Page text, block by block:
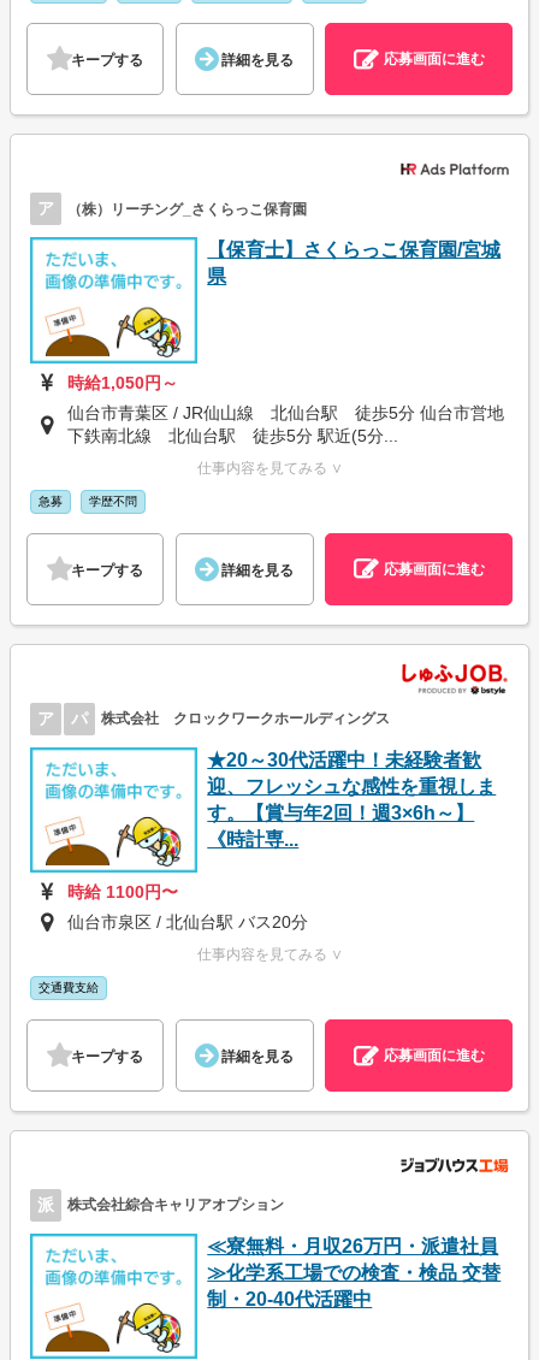
キープする 詳細を見る 応募画面に進む
ア （株）リーチング_さくらっこ保育園
【保育士】さくらっこ保育園/宮城
県
時給1,050円～
仙台市青葉区 / JR仙山線 北仙台駅 徒歩5分 仙台市営地
下鉄南北線 北仙台駅 徒歩5分 駅近(5分...
仕事内容を見てみる ∨
急募 学歴不問
キープする 詳細を見る 応募画面に進む
ア パ 株式会社 クロックワークホールディングス
★20～30代活躍中！未経験者歓
迎、フレッシュな感性を重視しま
す。【賞与年2回！週3×6h～】
《時計専...
時給 1100円〜
仙台市泉区 / 北仙台駅 バス20分
仕事内容を見てみる ∨
交通費支給
キープする 詳細を見る 応募画面に進む
派 株式会社綜合キャリアオプション
≪寮無料・月収26万円・派遣社員
≫化学系工場での検査・検品 交替
制・20-40代活躍中